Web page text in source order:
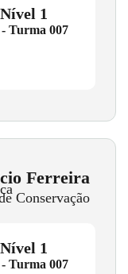
1
Turma 007
Ferreira
Conservação
1
Turma 007